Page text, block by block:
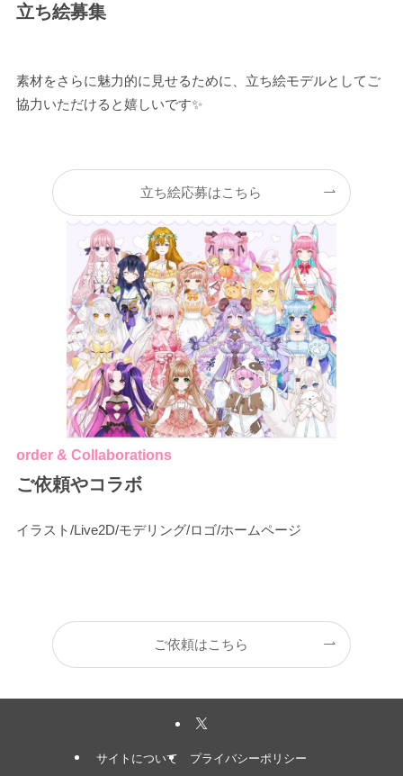
立ち絵募集
素材をさらに魅力的に見せるために、立ち絵モデルとしてご
協力いただけると嬉しいです✨
立ち絵応募はこちら
order & Collaborations
ご依頼やコラボ
イラスト/Live2D/モデリング/ロゴ/ホームページ
ご依頼はこちら
サイトについて プライバシーポリシー